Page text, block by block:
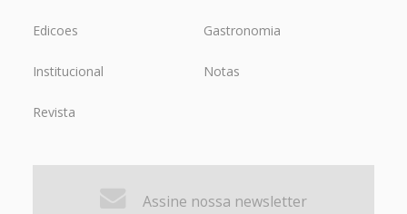
Edicoes Gastronomia
Institucional Notas
Revista
Assine nossa newsletter